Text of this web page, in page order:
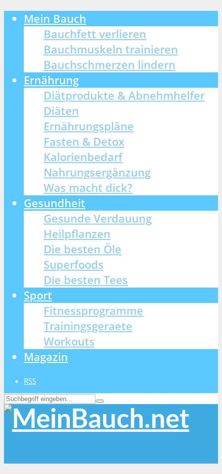
Mein Bauch
Bauchfett verlieren
Bauchmuskeln trainieren
Bauchschmerzen lindern
Ernährung
Diätprodukte & Abnehmhelfer
Diäten
Ernährungspläne
Fasten & Detox
Kalorienbedarf
Nahrungsergänzung
Was macht dick?
Gesundheit
Gesunde Verdauung
Heilpflanzen
Die besten Öle
Superfoods
Die besten Tees
Sport
Fitnessprogramme
Trainingsgeraete
Workouts
Magazin
RSS